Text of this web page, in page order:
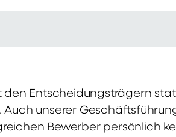
Entscheidungsträgern
unserer
Bewerber persönlich